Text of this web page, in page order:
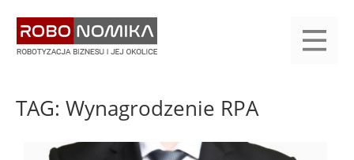
treści
yasne
main
menu
TAG: Wynagrodzenie RPA